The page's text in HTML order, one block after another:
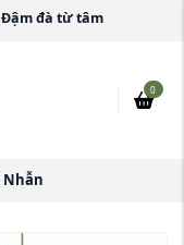
Đậm đà từ tâm
0
Nhẫn